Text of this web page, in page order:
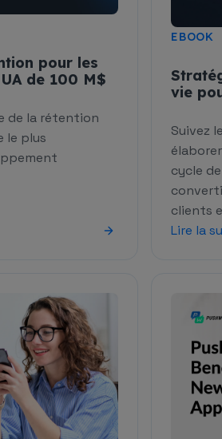
pour les
de 100 M$
de la rétention
le plus
EBOOK
vie
Suivez
cycle
clients
Lire la